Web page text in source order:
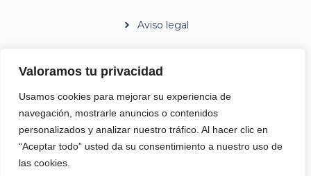
Valoramos tu privacidad
Usamos cookies para mejorar su experiencia de
navegación, mostrarle anuncios o contenidos
personalizados y analizar nuestro tráfico. Al hacer clic en
“Aceptar todo” usted da su consentimiento a nuestro uso de
las cookies.
Aviso legal
Términos y condiciones